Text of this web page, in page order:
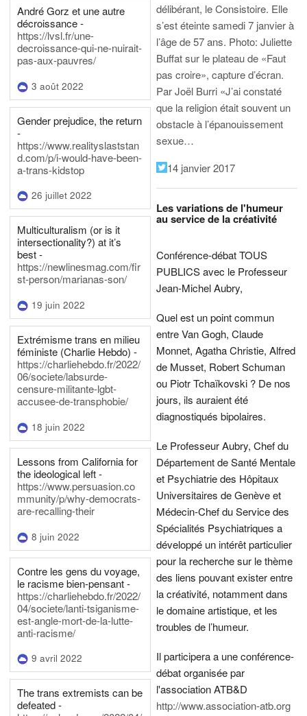
André Gorz et une autre
décroissance -
https://lvsl.fr/une-
decroissance-qui-ne-nuirait-
pas-aux-pauvres/
3 août 2022
Gender prejudice, the return
-
https://www.realityslaststan
d.com/p/i-would-have-been-
a-trans-kidstop
26 juillet 2022
Multiculturalism (or is it
intersectionality?) at it’s
best -
https://newlinesmag.com/fir
st-person/marianas-son/
19 juin 2022
Extrémisme trans en milieu
féministe (Charlie Hebdo) -
https://charliehebdo.fr/2022/
06/societe/labsurde-
censure-militante-lgbt-
accusee-de-transphobie/
18 juin 2022
Lessons from California for
the ideological left -
https://www.persuasion.co
mmunity/p/why-democrats-
are-recalling-their
8 juin 2022
Contre les gens du voyage,
le racisme bien-pensant -
https://charliehebdo.fr/2022/
04/societe/lanti-tsiganisme-
est-angle-mort-de-la-lutte-
anti-racisme/
9 avril 2022
The trans extremists can be
defeated -
délibérant, le Consistoire. Elle
s’est éteinte samedi 7 janvier à
l’âge de 57 ans. Photo: Juliette
Buffat sur le plateau de «Faut
pas croire», capture d’écran.
Par Joël Burri «J’ai constaté
que la religion était souvent un
obstacle à l’épanouissement
sexue…
14 janvier 2017
Les variations de l'humeur
au service de la créativité
Conférence-débat TOUS
PUBLICS avec le Professeur
Jean-Michel Aubry,
Quel est un point commun
entre Van Gogh, Claude
Monnet, Agatha Christie, Alfred
de Musset, Robert Schuman
ou Piotr Tchaïkovski ? De nos
jours, ils auraient été
diagnostiqués bipolaires.
Le Professeur Aubry, Chef du
Département de Santé Mentale
et Psychiatrie des Hôpitaux
Universitaires de Genève et
Médecin-Chef du Service des
Spécialités Psychiatriques a
développé un intérêt particulier
pour la recherche sur le thème
des liens pouvant exister entre
la créativité, notamment dans
le domaine artistique, et les
troubles de l’humeur.
Il participera a une conférence-
débat organisée par
l'association ATB&D
http://www.association-atb.org